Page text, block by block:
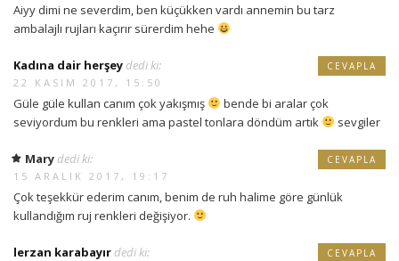
Aiyy dimi ne severdim, ben küçükken vardı annemin bu tarz
ambalajlı rujları kaçırır sürerdim hehe
Kadına dair herşey dedi ki:
22 KASIM 2017, 15:50
Güle güle kullan canım çok yakışmış
bende bi aralar çok
seviyordum bu renkleri ama pastel tonlara döndüm artık
sevgiler
CEVAPLA
Mary dedi ki:
15 ARALIK 2017, 19:17
Çok teşekkür ederim canım, benim de ruh halime göre günlük
kullandığım ruj renkleri değişiyor.
CEVAPLA
lerzan karabayır dedi ki: CEVAPLA